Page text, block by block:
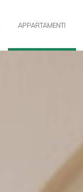
APPARTAMENTI